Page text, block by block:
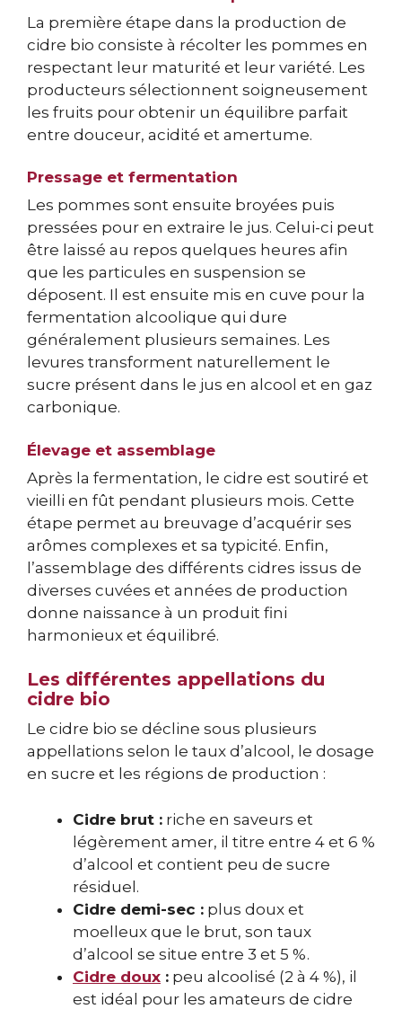
La première étape dans la production de
cidre bio consiste à récolter les pommes en
respectant leur maturité et leur variété. Les
producteurs sélectionnent soigneusement
les fruits pour obtenir un équilibre parfait
entre douceur, acidité et amertume.
Pressage et fermentation
Les pommes sont ensuite broyées puis
pressées pour en extraire le jus. Celui-ci peut
être laissé au repos quelques heures afin
que les particules en suspension se
déposent. Il est ensuite mis en cuve pour la
fermentation alcoolique qui dure
généralement plusieurs semaines. Les
levures transforment naturellement le
sucre présent dans le jus en alcool et en gaz
carbonique.
Élevage et assemblage
Après la fermentation, le cidre est soutiré et
vieilli en fût pendant plusieurs mois. Cette
étape permet au breuvage d’acquérir ses
arômes complexes et sa typicité. Enfin,
l’assemblage des différents cidres issus de
diverses cuvées et années de production
donne naissance à un produit fini
harmonieux et équilibré.
Les différentes appellations du
cidre bio
Le cidre bio se décline sous plusieurs
appellations selon le taux d’alcool, le dosage
en sucre et les régions de production :
Cidre brut : riche en saveurs et
légèrement amer, il titre entre 4 et 6 %
d’alcool et contient peu de sucre
résiduel.
Cidre demi-sec : plus doux et
moelleux que le brut, son taux
d’alcool se situe entre 3 et 5 %.
Cidre doux : peu alcoolisé (2 à 4 %), il
est idéal pour les amateurs de cidre